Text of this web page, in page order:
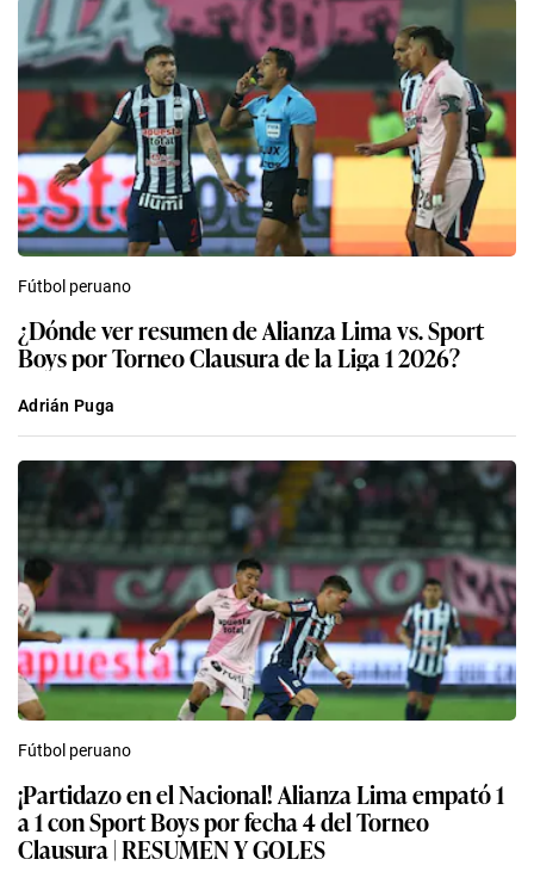
Fútbol peruano
¿Dónde ver resumen de Alianza Lima vs. Sport
Boys por Torneo Clausura de la Liga 1 2026?
Adrián Puga
Fútbol peruano
¡Partidazo en el Nacional! Alianza Lima empató 1
a 1 con Sport Boys por fecha 4 del Torneo
Clausura | RESUMEN Y GOLES